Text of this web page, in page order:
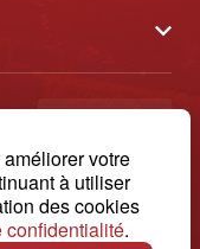
votre
à utiliser
des cookies
confidentialité.